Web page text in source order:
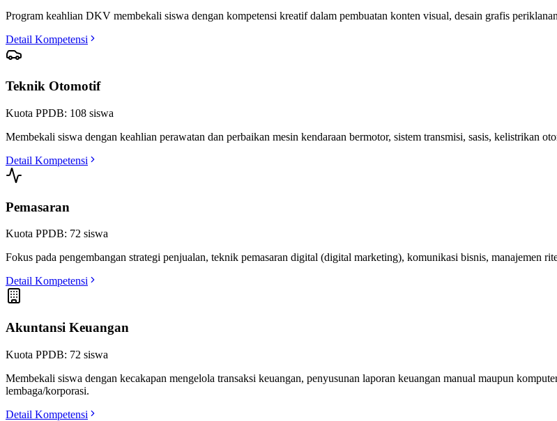
Program keahlian DKV membekali siswa dengan kompetensi kreatif dalam pembuatan konten visual, desain grafis
Detail Kompetensi
Teknik Otomotif
Kuota PPDB: 108 siswa
Membekali siswa dengan keahlian perawatan dan perbaikan mesin kendaraan bermotor, sistem transmisi, sasis, kelistrikan
Detail Kompetensi
Pemasaran
Kuota PPDB: 72 siswa
Fokus pada pengembangan strategi penjualan, teknik pemasaran digital (digital marketing), komunikasi bisnis, manajemen
Detail Kompetensi
Akuntansi Keuangan
Kuota PPDB: 72 siswa
Membekali siswa dengan kecakapan mengelola transaksi keuangan, penyusunan laporan keuangan manual maupun
lembaga/korporasi.
Detail Kompetensi